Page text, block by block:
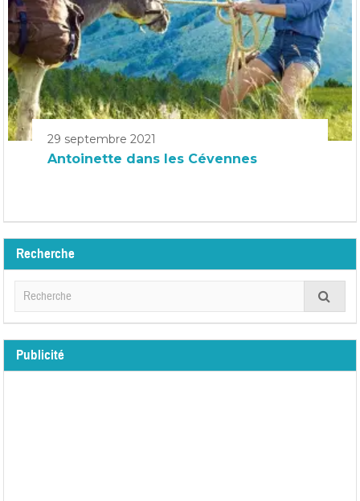
29 septembre 2021
Antoinette dans les Cévennes
Recherche
Publicité